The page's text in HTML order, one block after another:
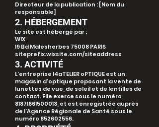
Directeur de la publication : [Nom du
responsable]
2. HÉBERGEMENT
Le site est hébergé par :
WIX
19 Bd Malesherbes 75008 PARIS
siteprefix.wixsite.com/siteaddress
3. ACTIVITÉ
L’entreprise l4aTELIER oPTIQUE est un
magasin d’optique proposant la vente de
lunettes de vue, de soleil et de lentilles de
contact. Elle exerce sous le numéro
81871661500013 , et est enregistrée auprès
de l’Agence Régionale de Santé sous le
numéro 852602556.